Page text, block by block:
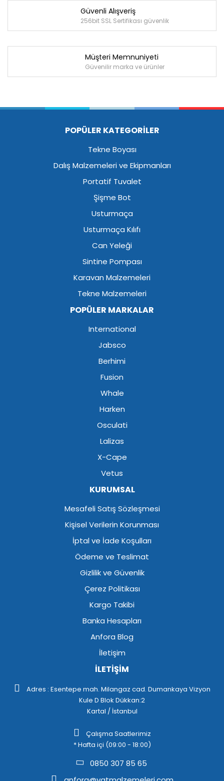
Güvenli Alışveriş
256bit SSL Sertifikası güvenlik
Müşteri Memnuniyeti
Güvenilir marka ve ürünler
POPÜLER KATEGORİLER
Tekne Boyası
Dalış Malzemeleri ve Ekipmanları
Portatif Tuvalet
Şişme Bot
Usturmaça
Usturmaça Kılıfı
Can Yeleği
Sintine Pompası
Karavan Malzemeleri
Tekne Malzemeleri
POPÜLER MARKALAR
International
Jabsco
Berhimi
Fusion
Whale
Harken
Osculati
Lalizas
X-Cape
Vetus
KURUMSAL
Mesafeli Satış Sözleşmesi
Kişisel Verilerin Korunması
İptal ve İade Koşulları
Ödeme ve Teslimat
Gizlilik ve Güvenlik
Çerez Politikası
Kargo Takibi
Banka Hesapları
Anfora Blog
İletişim
İLETİŞİM
Adres : Esentepe mah. Milangaz cad. Dumankaya Vizyon
Kule D Blok Dükkan:2
Kartal / İstanbul
Çalışma Saatlerimiz
* Hafta içi (09:00 - 18:00)
0850 307 85 65